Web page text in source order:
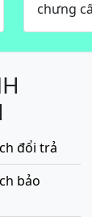
chưng
đổi trả
bảo